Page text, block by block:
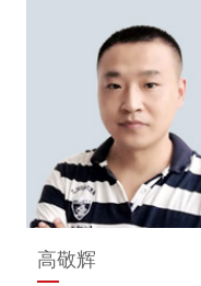
高敬辉